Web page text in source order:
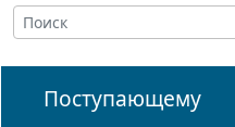
Поступающему